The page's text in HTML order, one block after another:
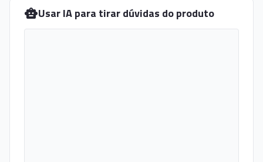
Usar IA para tirar dúvidas do produto